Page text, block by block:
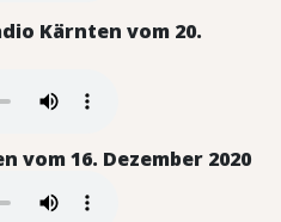
Kärnten vom 20.
16. Dezember 2020